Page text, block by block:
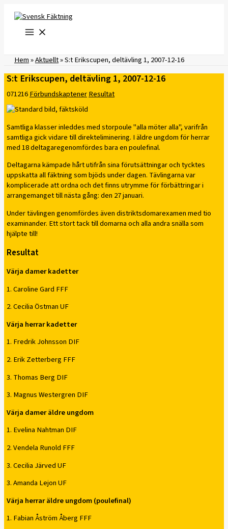
innehåll
Hem»Aktuellt»S:t Erikscupen, deltävling 1, 2007-12-16
S:t Erikscupen, deltävling 1, 2007-12-16
071216FörbundskaptenerResultat
Samtliga klasser inleddes med storpoule "alla möter alla", varifrån
samtliga gick vidare till direkteliminering. I äldre ungdom för herrar
med 18 deltagaregenomfördes bara en poulefinal.
Deltagarna kämpade hårt utifrån sina förutsättningar och tycktes
uppskatta all fäktning som bjöds under dagen. Tävlingarna var
komplicerade att ordna och det finns utrymme för förbättringar i
arrangemanget till nästa gång: den 27 januari.
Under tävlingen genomfördes även distriktsdomarexamen med tio
examinander. Ett stort tack till domarna och alla andra snälla som
hjälpte till!
Resultat
Värja damer kadetter
1. Caroline Gard FFF
2. Cecilia Östman UF
Värja herrar kadetter
1. Fredrik Johnsson DIF
2. Erik Zetterberg FFF
3. Thomas Berg DIF
3. Magnus Westergren DIF
Värja damer äldre ungdom
1. Evelina Nahtman DIF
2. Vendela Runold FFF
3. Cecilia Järved UF
3. Amanda Lejon UF
Värja herrar äldre ungdom (poulefinal)
1. Fabian Åström Åberg FFF